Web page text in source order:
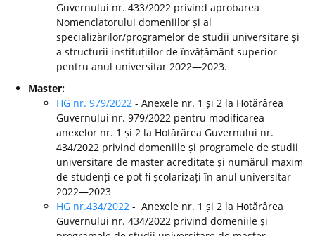
Guvernului nr. 433/2022 privind aprobarea
Nomenclatorului domeniilor și al
specializărilor/programelor de studii universitare și
a structurii instituțiilor de învățământ superior
pentru anul universitar 2022—2023.
Master:
HG nr. 979/2022 - Anexele nr. 1 și 2 la Hotărârea
Guvernului nr. 979/2022 pentru modificarea
anexelor nr. 1 și 2 la Hotărârea Guvernului nr.
434/2022 privind domeniile și programele de studii
universitare de master acreditate și numărul maxim
de studenți ce pot fi școlarizați în anul universitar
2022—2023
HG nr.434/2022 - Anexele nr. 1 și 2 la Hotărârea
Guvernului nr. 434/2022 privind domeniile și